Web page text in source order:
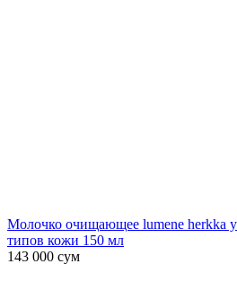
Молочко очищающее lumene herkka
типов кожи 150 мл
143 000 сум